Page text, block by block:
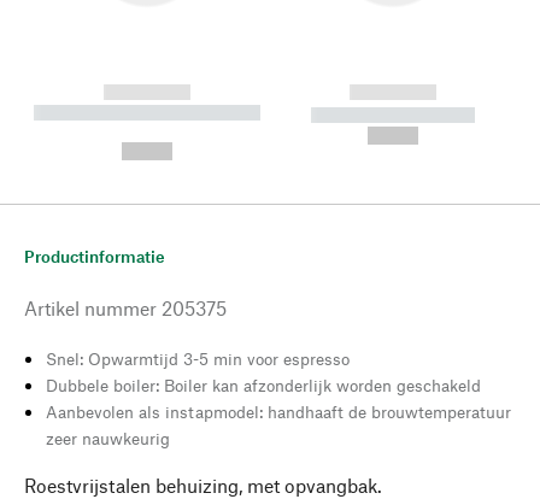
------------
----------- ----------- --------
------------
----------- -----------
Productinformatie
Artikel nummer 205375
Snel: Opwarmtijd 3-5 min voor espresso
Dubbele boiler: Boiler kan afzonderlijk worden geschakeld
Aanbevolen als instapmodel: handhaaft de brouwtemperatuur
zeer nauwkeurig
Roestvrijstalen behuizing, met opvangbak.